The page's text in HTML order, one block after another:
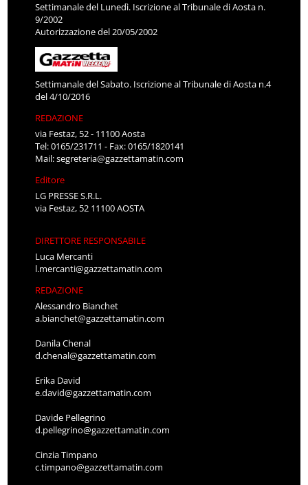
Settimanale del Lunedì. Iscrizione al Tribunale di Aosta n.
9/2002
Autorizzazione del 20/05/2002
Settimanale del Sabato. Iscrizione al Tribunale di Aosta n.4
del 4/10/2016
REDAZIONE
via Festaz, 52 - 11100 Aosta
Tel: 0165/231711 - Fax: 0165/1820141
Mail:segreteria@gazzettamatin.com
Editore
LG PRESSE S.R.L.
via Festaz, 52 11100 AOSTA
DIRETTORE RESPONSABILE
Luca Mercanti
l.mercanti@gazzettamatin.com
REDAZIONE
Alessandro Bianchet
a.bianchet@gazzettamatin.com
Danila Chenal
d.chenal@gazzettamatin.com
Erika David
e.david@gazzettamatin.com
Davide Pellegrino
d.pellegrino@gazzettamatin.com
Cinzia Timpano
c.timpano@gazzettamatin.com